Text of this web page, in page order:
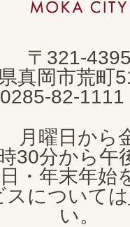
市
CITY
〒321-
真岡市荒町
82-1111
月曜日から
30分から午
・年末年始
スについては
い。